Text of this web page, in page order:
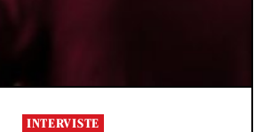
INTERVISTE